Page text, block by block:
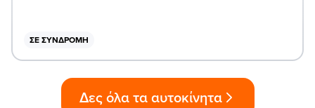
ΣΕ ΣΥΝΔΡΟΜΉ
Δες όλα τα αυτοκίνητα